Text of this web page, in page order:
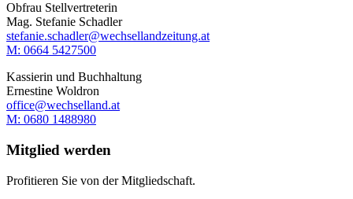
Obfrau Stellvertreterin
Mag. Stefanie Schadler
stefanie.schadler@wechsellandzeitung.at
M: ‭0664 5427500‬
Kassierin und Buchhaltung
Ernestine Woldron
office@wechselland.at
M: ‭0680 1488980‬
Mitglied werden
Profitieren Sie von der Mitgliedschaft.